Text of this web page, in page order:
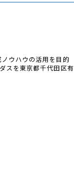
ウハウの活用を目的
スを東京都千代田区有